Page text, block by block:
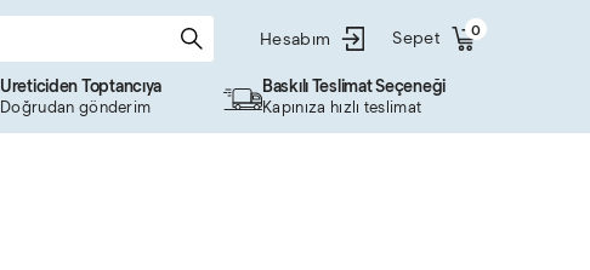
Hesabım Sepet 0
Üreticiden Toptancıya
Doğrudan gönderim
Baskılı Teslimat Seçeneği
Kapınıza hızlı teslimat